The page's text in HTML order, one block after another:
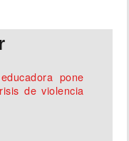
pone
de violencia